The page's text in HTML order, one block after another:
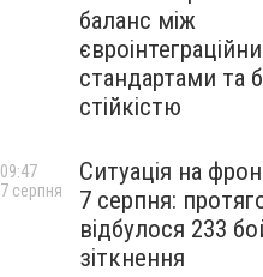
баланс між
стандартами та
стійкістю
Ситуація на
7 серпня:
відбулося 233
зіткнення
09:47
7 серпня